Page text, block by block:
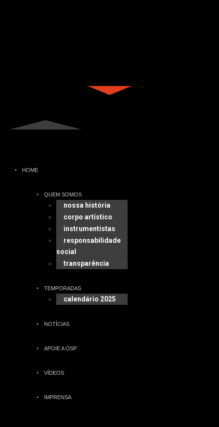
HOME
QUEM SOMOS
nossa história
corpo artístico
instrumentistas
responsabilidade
social
transparência
TEMPORADAS
calendário 2025
NOTÍCIAS
APOIE A OSP
VÍDEOS
IMPRENSA